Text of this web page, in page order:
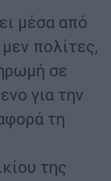
μέσα από
πολίτες,
σε
για την
τη
της